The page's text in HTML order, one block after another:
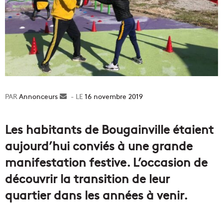
Annonceurs
Envoyer16 novembre 2019
Les habitants de Bougainville étaient
aujourd’hui conviés à une grande
manifestation festive. L’occasion de
découvrir la transition de leur
quartier dans les années à venir.